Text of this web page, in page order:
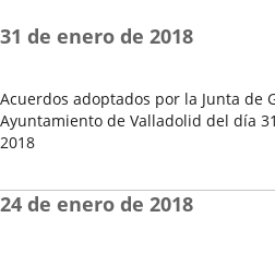
Acuerdos adoptados por la Junta de
Ayuntamiento de Valladolid del día
2018
del
Pleno
31 de enero de 2018
24 de enero de 2018